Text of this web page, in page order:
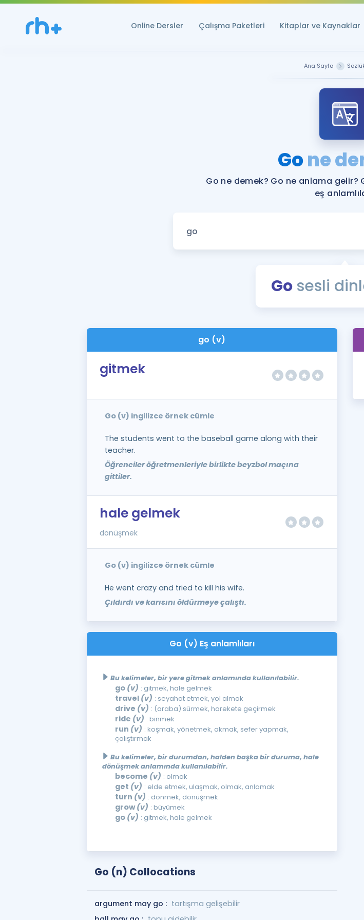
Online Dersler Çalışma Paketleri Kitaplar ve Kaynaklar
Ana Sayfa
Gone
Go ne demek? Go ne anlama gelir?
eş
Gosesli
go (v)
gitmek
Go (v) ingilizce örnek cümle
The students went to the baseball game along with their
teacher.
Öğrenciler öğretmenleriyle birlikte beyzbol maçına
gittiler.
hale gelmek
dönüşmek
Go (v) ingilizce örnek cümle
He went crazy and tried to kill his wife.
Çıldırdı ve karısını öldürmeye çalıştı.
Go (v) Eş anlamlıları
Bu kelimeler, bir yere gitmek anlamında kullanılabilir.
go (v) : gitmek, hale gelmek
travel (v) : seyahat etmek, yol almak
drive (v) : (araba) sürmek, harekete geçirmek
ride (v) : binmek
run (v) : koşmak, yönetmek, akmak, sefer yapmak,
çalıştırmak
Bu kelimeler, bir durumdan, halden başka bir duruma, hale
dönüşmek anlamında kullanılabilir.
become (v) : olmak
get (v) : elde etmek, ulaşmak, olmak, anlamak
turn (v) : dönmek, dönüşmek
grow(v) : büyümek
go (v) : gitmek, hale gelmek
Go (n) Collocations
argument may go : tartışma gelişebilir